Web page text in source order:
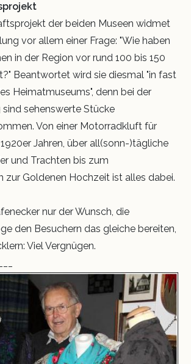
der beiden Museen widmet
vor allem einer Frage: "Wie haben
in der Region vor rund 100 bis 150
Beantwortet wird sie diesmal "in fast
Heimatmuseums", denn bei der
sind sehenswerte Stücke
Von einer Motorradkluft für
Jahren, über all(sonn-)tägliche
und Trachten bis zum
zur Goldenen Hochzeit ist alles dabei.
nur der Wunsch, die
den Besuchern das gleiche bereiten,
Viel Vergnügen.